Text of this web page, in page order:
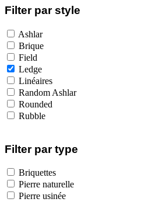
Filter par style
Ashlar
Brique
Field
Ledge
Linéaires
Random Ashlar
Rounded
Rubble
Filter par type
Briquettes
Pierre naturelle
Pierre usinée